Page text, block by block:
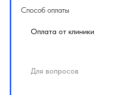
Способ оплаты